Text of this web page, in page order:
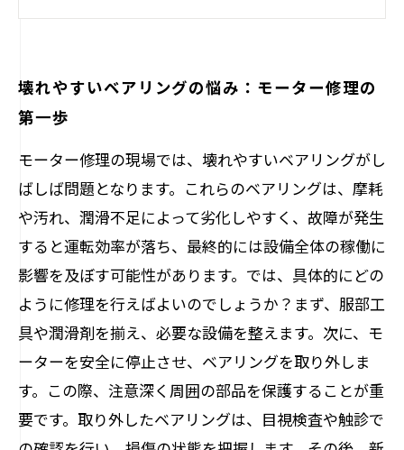
具体的な修理手順：壊れやすいベアリングを
再確認
安心してモーターを運用するために：備えて
おくべき知識
壊れやすいベアリングの悩み：モーター修理の
第一歩
モーター修理の現場では、壊れやすいベアリングがし
ばしば問題となります。これらのベアリングは、摩耗
や汚れ、潤滑不足によって劣化しやすく、故障が発生
すると運転効率が落ち、最終的には設備全体の稼働に
影響を及ぼす可能性があります。では、具体的にどの
ように修理を行えばよいのでしょうか？まず、服部工
具や潤滑剤を揃え、必要な設備を整えます。次に、モ
ーターを安全に停止させ、ベアリングを取り外しま
す。この際、注意深く周囲の部品を保護することが重
要です。取り外したベアリングは、目視検査や触診で